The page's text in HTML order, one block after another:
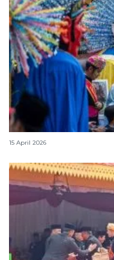
Lebaran Betawi,
15 April 2026